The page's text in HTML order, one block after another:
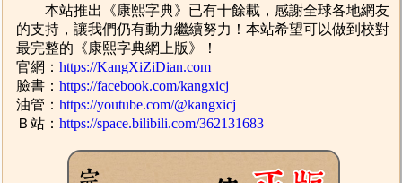
本站推出《康熙字典》已有十餘載，感謝全球各地網友
的支持，讓我們仍有動力繼續努力！本站希望可以做到校對
最完整的《康熙字典網上版》！
官網：https://KangXiZiDian.com
臉書：https://facebook.com/kangxicj
油管：https://youtube.com/@kangxicj
Ｂ站：https://space.bilibili.com/362131683